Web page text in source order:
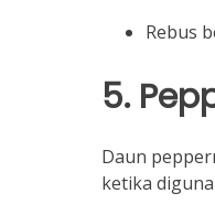
Rebus
5.
Daun
ketika